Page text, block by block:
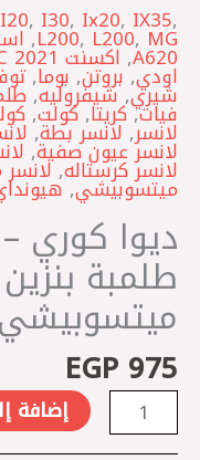
I20, I30, Ix20, IX35,
L200,L200,MG
,
A620
,اكسنت HC 2021
اودي,بروتن,بوما,
شيري,شيفروليه,
فيات,كريتا,كولت,
لانسر,لانسر بطة,
لانسر عيون صفية,
لانسر كرستاله,
ميتسوبيشي,
طلمبة
ميتسوبيشي H*
EGP 975
بنزين
هيونداي
-
دايو
-
ميتسوبيشي
إضافة